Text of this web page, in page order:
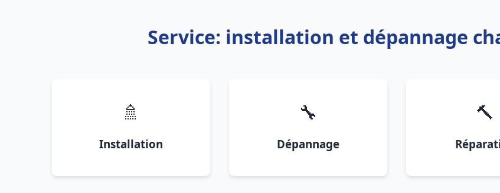
Service: installation et dépannage
🚿
Installation
🔧
Dépannage
🔨